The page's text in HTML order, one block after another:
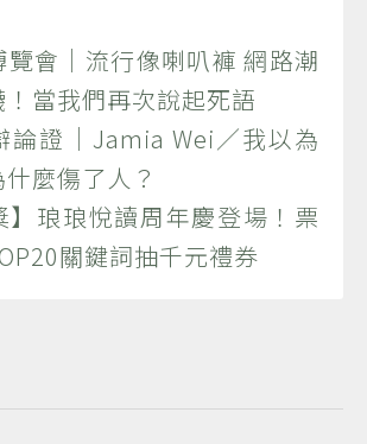
會｜流行像喇叭褲 網路潮
當我們再次說起死語
證｜Jamia Wei／我以為
麼傷了人？
琅琅悅讀周年慶登場！票
關鍵詞抽千元禮券